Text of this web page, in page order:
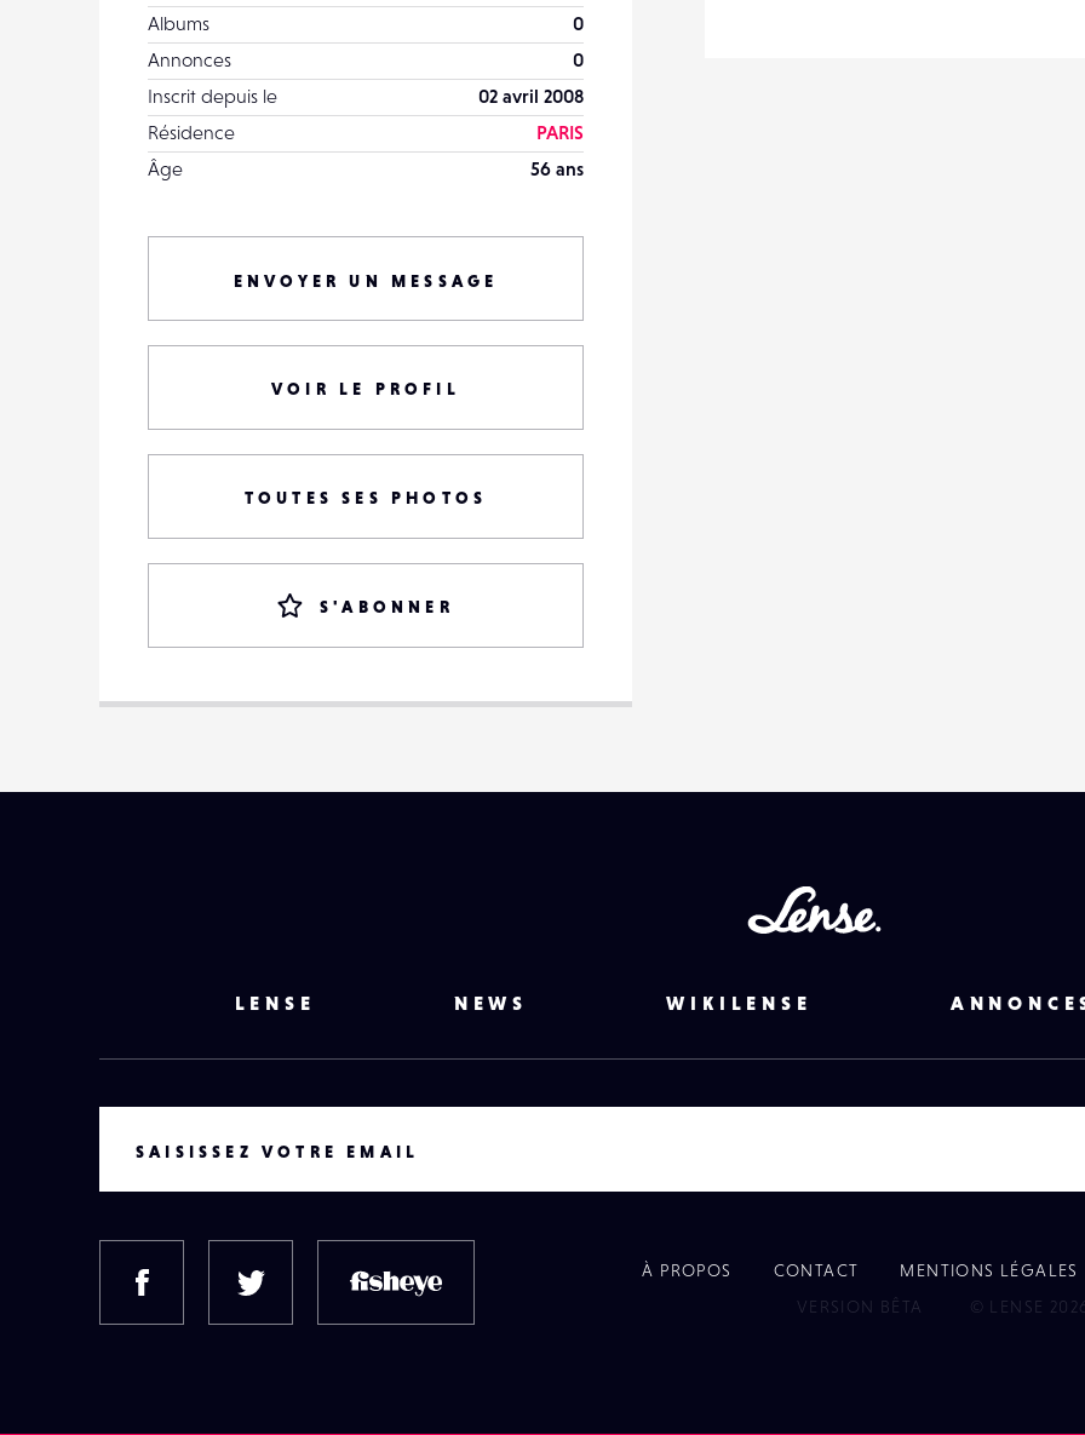
Albums
0
Annonces
0
Inscrit depuis le
02 avril 2008
Résidence
PARIS
Âge
56 ans
ENVOYER UN MESSAGE
VOIR LE PROFIL
TOUTES SES PHOTOS
S'ABONNER
LENSE NEWS WIKILENSE
SAISISSEZ VOTRE EMAIL
FACEBOOK TWITTER
À PROPOS CONTACT
MENTIONS LÉGALES
VERSION BÊTA
© LENSE